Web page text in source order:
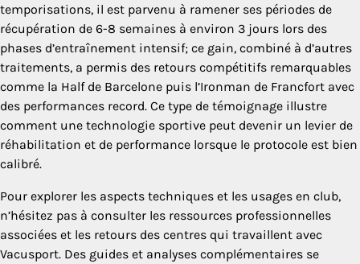
temporisations, il est parvenu à ramener ses périodes de
récupération de 6-8 semaines à environ 3 jours lors des
phases d’entraînement intensif; ce gain, combiné à d’autres
traitements, a permis des retours compétitifs remarquables
comme la Half de Barcelone puis l’Ironman de Francfort avec
des performances record. Ce type de témoignage illustre
comment une technologie sportive peut devenir un levier de
réhabilitation et de performance lorsque le protocole est bien
calibré.
Pour explorer les aspects techniques et les usages en club,
n’hésitez pas à consulter les ressources professionnelles
associées et les retours des centres qui travaillent avec
Vacusport. Des guides et analyses complémentaires se